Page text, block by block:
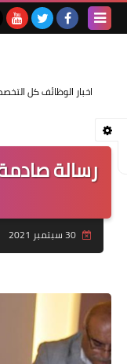
اخبار الوظائف كل
رسالة
30 سبتمبر 2021